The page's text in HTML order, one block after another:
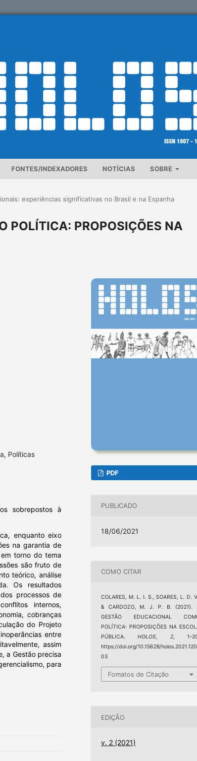
FONTES/INDEXADORES NOTÍCIAS SOBRE
experiências significativas no Brasil e na Espanha
POLÍTICA: PROPOSIÇÕES NA
Políticas
sobrepostos à
enquanto eixo
na garantia de
torno do tema
são fruto de
teórico, análise
Os resultados
processos de
internos,
cobranças
do Projeto
entre
assim
a Gestão precisa
para
PDF
PUBLICADO
18/06/2021
COMO CITAR
COLARES, M. L. I. S., SOARES, L. D.
& CARDOZO, M. J. P. B. (2021).
GESTÃO EDUCACIONAL
POLÍTICA: PROPOSIÇÕES NA
PÚBLICA.HOLOS 2,
https://doi.org/10.15628/holos.2021.120
03
Fomatos de Citação
EDIÇÃO
v. 2 (2021)